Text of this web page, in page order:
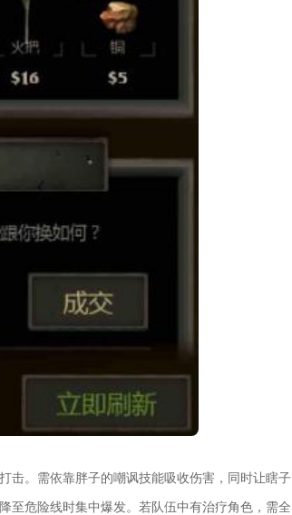
击。需依靠胖子的嘲讽技能吸收伤害，同时让瞎子
至危险线时集中爆发。若队伍中有治疗角色，需全